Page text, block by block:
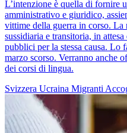
L’intenzione è quella di fornire
amministrativo e giuridico,
vittime della guerra in corso. La
sussidiaria e transitoria, in
pubblici per la stessa causa. Lo
marzo scorso. Verranno anche
dei corsi di lingua.
Svizzera Ucraina Migranti